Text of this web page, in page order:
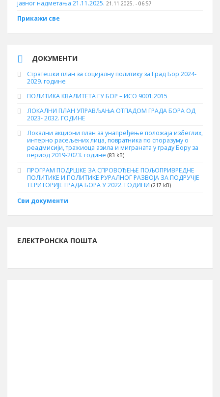
јавног надметања 21.11.2025. 21.11.2025. - 06:57
Прикажи све
ДОКУМЕНТИ
Стратешки план за социјалну политику за Град Бор 2024-
2029. године
ПОЛИТИКА КВАЛИТЕТА ГУ БОР – ИСО 9001:2015
ЛОКАЛНИ ПЛАН УПРАВЉАЊА ОТПАДОМ ГРАДА БОРА ОД
2023- 2032. ГОДИНЕ
Локални акциони план за унапређење положаја избеглих,
интерно расељених лица, повратника по споразуму о
реадмисији, тражиоца азила и миграната у граду Бору за
период 2019-2023. године (83 kB)
ПРОГРАМ ПОДРШКЕ ЗА СПРОВОЂЕЊЕ ПОЉОПРИВРЕДНЕ
ПОЛИТИКЕ И ПОЛИТИКЕ РУРАЛНОГ РАЗВОЈА ЗА ПОДРУЧЈЕ
ТЕРИТОРИЈЕ ГРАДА БОРА У 2022. ГОДИНИ (217 kB)
Сви документи
ЕЛЕКТРОНСКА ПОШТА